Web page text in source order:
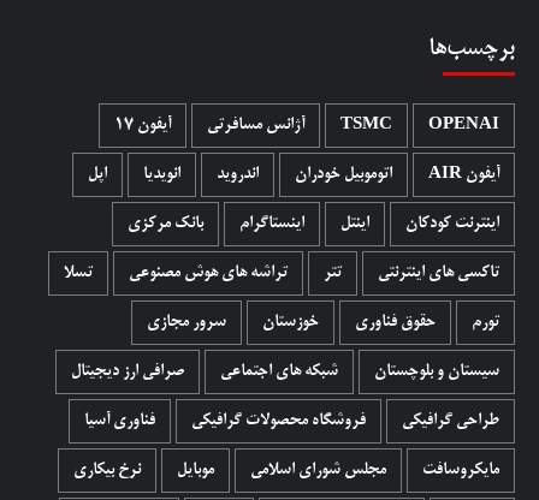
برچسب‌ها
OPENAI
TSMC آژانس مسافرتی آیفون 17
آیفون AIR اتوموبیل خودران اندروید انویدیا اپل
اینترنت کودکان اینتل اینستاگرام بانک مرکزی
تاکسی های اینترنتی تتر تراشه های هوش مصنوعی تسلا
تورم حقوق فناوری خوزستان سرور مجازی
سیستان و بلوچستان شبکه های اجتماعی صرافی ارز دیجیتال
طراحی گرافیکی فروشگاه محصولات گرافيکی فناوری آسیا
مایکروسافت مجلس شورای اسلامی موبایل نرخ بیکاری